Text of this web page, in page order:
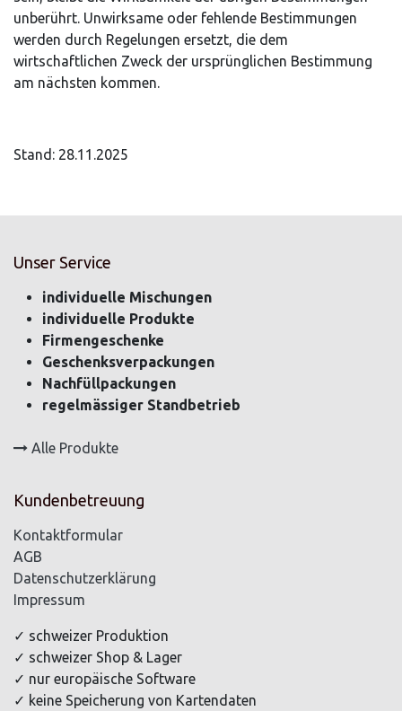
unberührt. Unwirksame oder fehlende Bestimmungen
werden durch Regelungen ersetzt, die dem
wirtschaftlichen Zweck der ursprünglichen Bestimmung
am nächsten kommen.
Stand: 28.11.2025
Unser Service
individuelle Mischungen
individuelle Produkte
Firmengeschenke
Geschenksverpackungen
Nachfüllpackungen
regelmässiger Standbetrieb
Alle Produkte
Kundenbetreuung
Kontaktformular
AGB
Datenschutzerklärung
Impressum
✓ schweizer Produktion
✓ schweizer Shop & Lager
✓ nur europäische Software
✓ keine Speicherung von Kartendaten